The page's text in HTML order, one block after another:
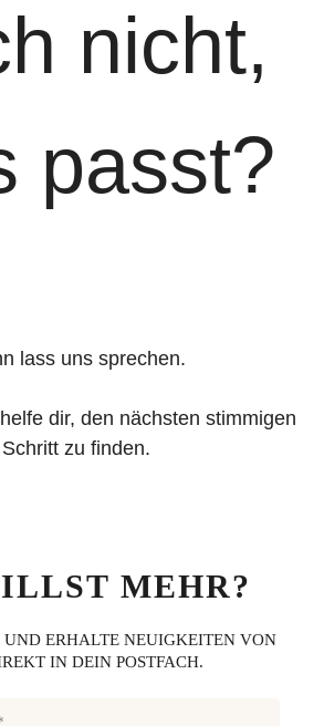
nicht,
passt?
lass uns sprechen.
dir, den nächsten stimmigen
Schritt zu finden.
MEHR?
ERHALTE NEUIGKEITEN VON
IN DEIN POSTFACH.